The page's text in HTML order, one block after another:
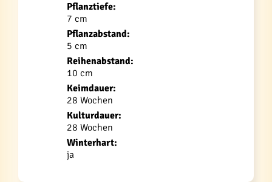
Pflanztiefe:
7 cm
Pflanzabstand:
5 cm
Reihenabstand:
10 cm
Keimdauer:
28 Wochen
Kulturdauer:
28 Wochen
Winterhart:
ja